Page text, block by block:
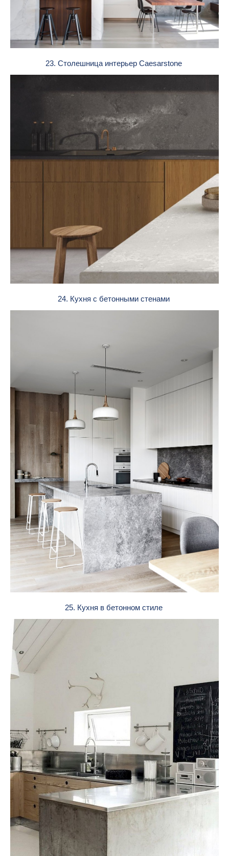
23. Столешница интерьер Caesarstone
24. Кухня с бетонными стенами
25. Кухня в бетонном стиле